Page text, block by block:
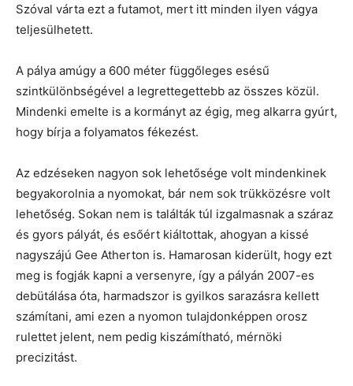
Szóval várta ezt a futamot, mert itt minden ilyen vágya
teljesülhetett.
A pálya amúgy a 600 méter függőleges esésű
szintkülönbségével a legrettegettebb az összes közül.
Mindenki emelte is a kormányt az égig, meg alkarra gyúrt,
hogy bírja a folyamatos fékezést.
Az edzéseken nagyon sok lehetősége volt mindenkinek
begyakorolnia a nyomokat, bár nem sok trükközésre volt
lehetőség. Sokan nem is találták túl izgalmasnak a száraz
és gyors pályát, és esőért kiáltottak, ahogyan a kissé
nagyszájú Gee Atherton is. Hamarosan kiderült, hogy ezt
meg is fogják kapni a versenyre, így a pályán 2007-es
debütálása óta, harmadszor is gyilkos sarazásra kellett
számítani, ami ezen a nyomon tulajdonképpen orosz
rulettet jelent, nem pedig kiszámítható, mérnöki
precizitást.